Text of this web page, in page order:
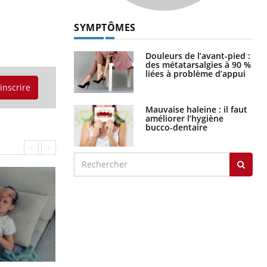
SYMPTÔMES
Douleurs de l’avant-pied :
des métatarsalgies à 90 %
liées à problème d’appui
Mauvaise haleine : il faut
améliorer l’hygiène
bucco-dentaire